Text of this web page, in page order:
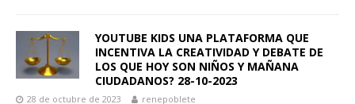
YOUTUBE KIDS UNA PLATAFORMA QUE
INCENTIVA LA CREATIVIDAD Y DEBATE DE
LOS QUE HOY SON NIÑOS Y MAÑANA
CIUDADANOS? 28-10-2023
28 de octubre de 2023 renepoblete